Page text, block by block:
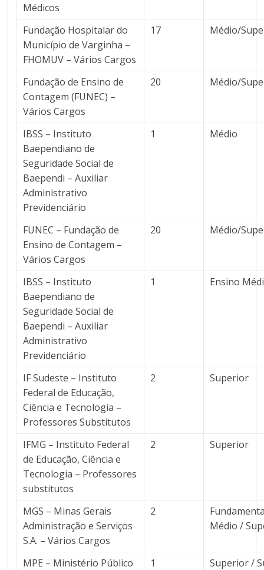
Médicos
Fundação Hospitalar do
Município de Varginha –
FHOMUV – Vários Cargos
17 Médio/
Fundação de Ensino de
Contagem (FUNEC) –
Vários Cargos
20 Médio/
IBSS – Instituto
Baependiano de
Seguridade Social de
Baependi – Auxiliar
Administrativo
Previdenciário
1 Médio
FUNEC – Fundação de
Ensino de Contagem –
Vários Cargos
20 Médio/
IBSS – Instituto
Baependiano de
Seguridade Social de
Baependi – Auxiliar
Administrativo
Previdenciário
1 Ensino
IF Sudeste – Instituto
Federal de Educação,
Ciência e Tecnologia –
Professores Substitutos
2 Superior
IFMG – Instituto Federal
de Educação, Ciência e
Tecnologia – Professores
substitutos
2 Superior
MGS – Minas Gerais
Administração e Serviços
S.A. – Vários Cargos
2
Médio /
MPE – Ministério Público
1
Superior /